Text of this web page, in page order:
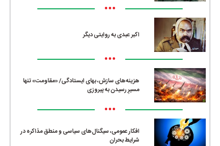
•••
اکبر عبدی به روایتی دیگر
•••
هزینه‌های سازش، بهای ایستادگی/ «مقاومت» تنها
مسیرِ رسیدن به پیروزی
•••
افکار عمومی، سیگنال‌های سیاسی و منطق مذاکره در
شرایط بحران